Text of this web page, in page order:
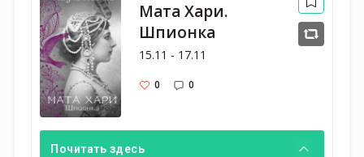
Мата Хари.
Шпионка
15.11 - 17.11
0 0
Почитать здесь